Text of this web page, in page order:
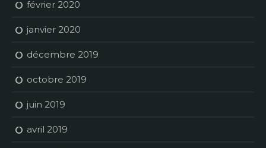
février 2020
janvier 2020
décembre 2019
octobre 2019
juin 2019
avril 2019